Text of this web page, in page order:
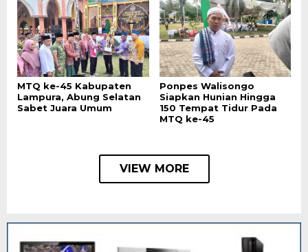
MTQ ke-45 Kabupaten
Lampura, Abung Selatan
Sabet Juara Umum
Ponpes Walisongo
Siapkan Hunian Hingga
150 Tempat Tidur Pada
MTQ ke-45
VIEW MORE